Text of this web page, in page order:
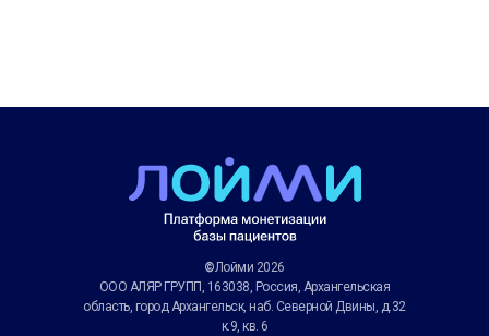
©Лойми 2026
ООО АЛЯР ГРУПП, 163038, Россия, Архангельская
область, город Архангельск, наб. Северной Двины, д.32
к.9, кв. 6